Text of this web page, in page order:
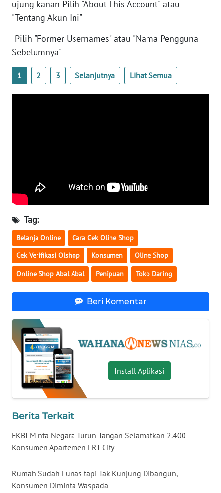
ujung kanan Pilih "About This Account" atau
"Tentang Akun Ini"
-Pilih "Former Usernames" atau "Nama Pengguna
Sebelumnya"
1 2 3 Selanjutnya Lihat Semua
Tag:
Belanja Online Cara Cek Oline Shop
Cek Verifikasi Olshop Konsumen Oline Shop
Online Shop Abal Abal Penipuan Toko Daring
Beri Komentar
Install Aplikasi
Berita Terkait
FKBI Minta Negara Turun Tangan Selamatkan 2.400
Konsumen Apartemen LRT City
Rumah Sudah Lunas tapi Tak Kunjung Dibangun,
Konsumen Diminta Waspada
WN
SULTRA
WN
WN
WN
SUMBAR
WN
SUMSEL
WN
BENGKULU
WN
JATENG
WN
NUSANTARA
WN
WN
JATIM
WN